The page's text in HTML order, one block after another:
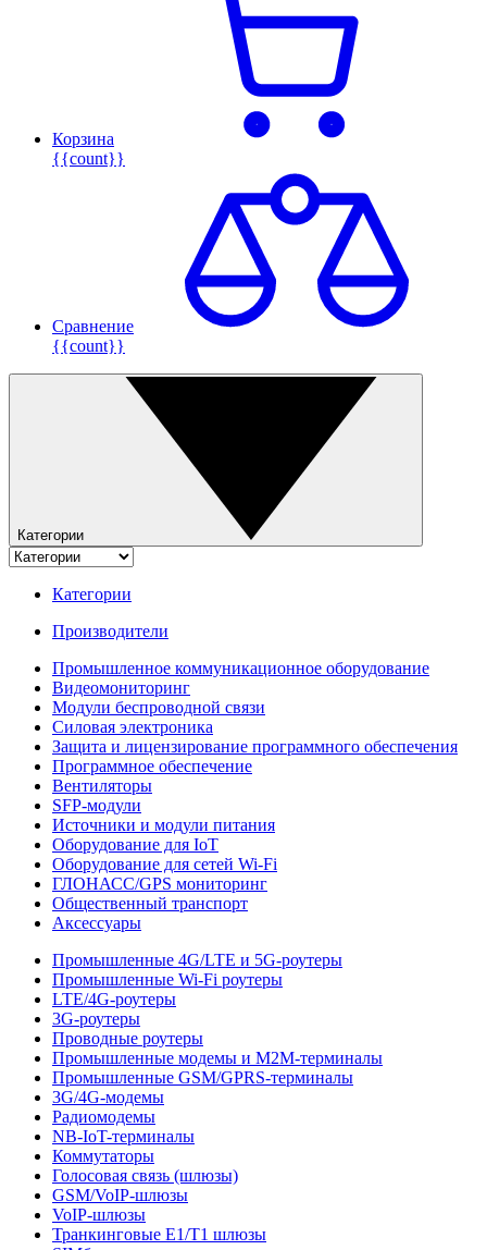
Корзина
{{count}}
Сравнение
{{count}}
Категории
Категории
Производители
Промышленное коммуникационное оборудование
Видеомониторинг
Модули беспроводной связи
Силовая электроника
Защита и лицензирование программного обеспечения
Программное обеспечение
Вентиляторы
SFP-модули
Источники и модули питания
Оборудование для IoT
Оборудование для сетей Wi-Fi
ГЛОНАСС/GPS мониторинг
Общественный транспорт
Аксессуары
Промышленные 4G/LTE и 5G-роутеры
Промышленные Wi-Fi роутеры
LTE/4G-роутеры
3G-роутеры
Проводные роутеры
Промышленные модемы и M2M-терминалы
Промышленные GSM/GPRS-терминалы
3G/4G-модемы
Радиомодемы
NB-IoT-терминалы
Коммутаторы
Голосовая связь (шлюзы)
GSM/VoIP-шлюзы
VoIP-шлюзы
Транкинговые E1/T1 шлюзы